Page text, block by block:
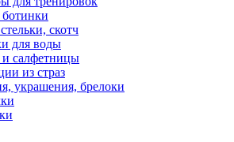
скотч
для воды
салфетницы
из страз
украшения, брелоки